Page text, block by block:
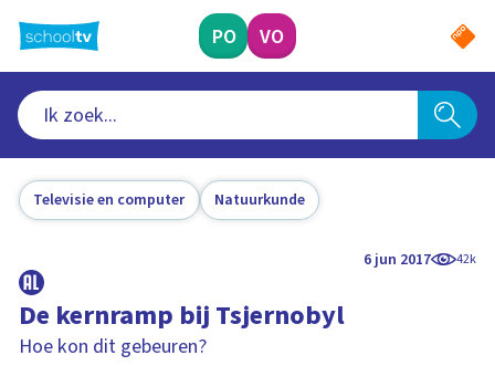
naar
hoofdinhoud
PO VO
Televisie en computer Natuurkunde
6 jun 2017 42k
De kernramp bij Tsjernobyl
Hoe kon dit gebeuren?